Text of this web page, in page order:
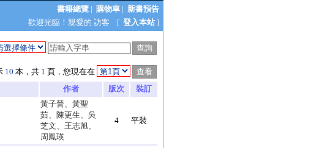
書籍總覽 | 購物車 | 新書預告
歡迎光臨！親愛的 訪客 [ 登入本站 ]
10 本，共 1 頁，您現在在
作者 版次 裝訂
黃子晉、黃聖
茹、陳更生、吳
芝文、王志旭、
周鳳瑛
4 平裝